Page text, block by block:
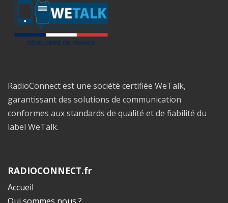
RadioConnect est une société certifiée WeTalk,
garantissant des solutions de communication
conformes aux standards de qualité et de fiabilité du
label WeTalk.
RADIOCONNECT.fr
Accueil